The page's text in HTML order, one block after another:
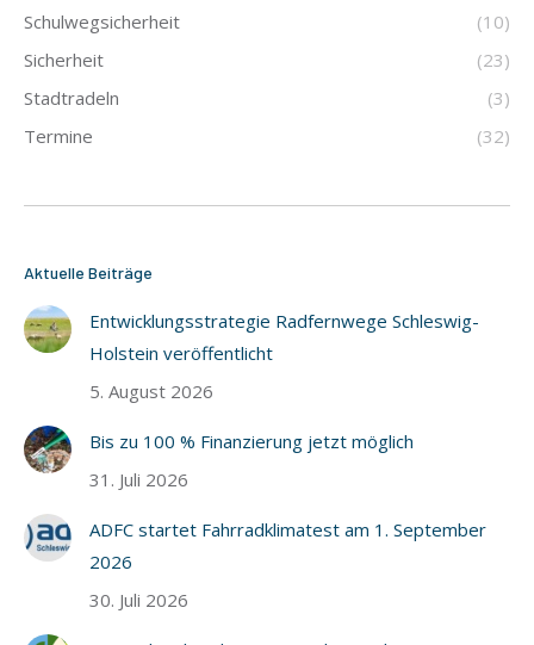
Schulwegsicherheit
(10)
Sicherheit
(23)
Stadtradeln
(3)
Termine
(32)
Aktuelle Beiträge
Entwicklungsstrategie Radfernwege Schleswig-
Holstein veröffentlicht
5. August 2026
Bis zu 100 % Finanzierung jetzt möglich
31. Juli 2026
ADFC startet Fahrradklimatest am 1. September
2026
30. Juli 2026